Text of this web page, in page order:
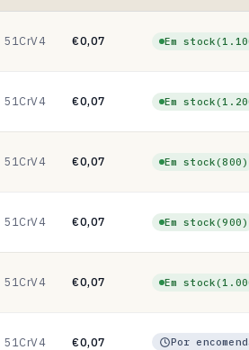
51CrV4 €0,07 Em stock
51CrV4 €0,07 Em stock
51CrV4 €0,07 Em stock(800)
51CrV4 €0,07 Em stock(900)
51CrV4 €0,07 Em stock
51CrV4 €0,07 Por